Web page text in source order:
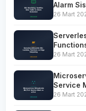
Alarm
26 Mart
26 Mart
Service
26 Mart